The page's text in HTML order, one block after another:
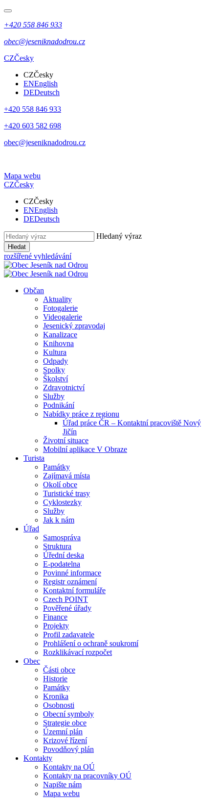
+420 558 846 933
obec@jeseniknadodrou.cz
CZČesky
CZČesky
ENEnglish
DEDeutsch
+420 558 846 933
+420 603 582 698
obec@jeseniknadodrou.cz
Mapa webu
CZČesky
CZČesky
ENEnglish
DEDeutsch
Hledaný výraz
Hledat
rozšířené vyhledávání
Občan
Aktuality
Fotogalerie
Videogalerie
Jesenický zpravodaj
Kanalizace
Knihovna
Kultura
Odpady
Spolky
Školství
Zdravotnictví
Služby
Podnikání
Nabídky práce z regionu
Úřad práce ČR – Kontaktní pracoviště Nový
Jičín
Životní situace
Mobilní aplikace V Obraze
Turista
Památky
Zajímavá místa
Okolí obce
Turistické trasy
Cyklostezky
Služby
Jak k nám
Úřad
Samospráva
Struktura
Úřední deska
E-podatelna
Povinné informace
Registr oznámení
Kontaktní formuláře
Czech POINT
Pověřené úřady
Finance
Projekty
Profil zadavatele
Prohlášení o ochraně soukromí
Rozklikávací rozpočet
Obec
Části obce
Historie
Památky
Kronika
Osobnosti
Obecní symboly
Strategie obce
Územní plán
Krizové řízení
Povodňový plán
Kontakty
Kontakty na OÚ
Kontakty na pracovníky OÚ
Napište nám
Mapa webu